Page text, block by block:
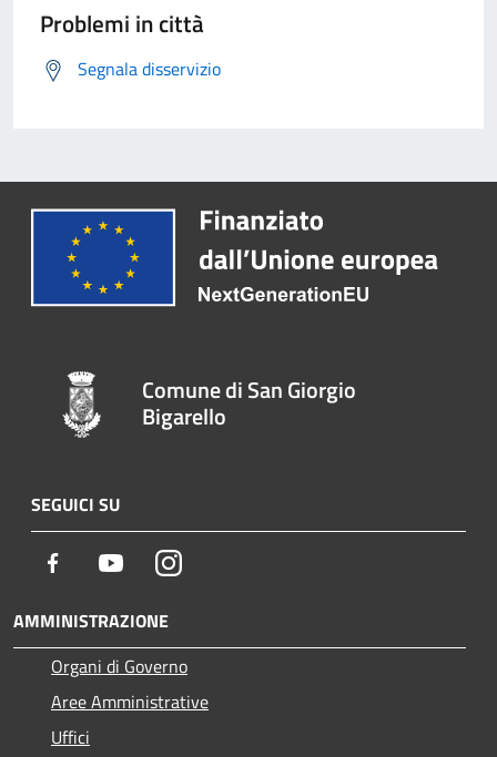
Problemi in città
Segnala disservizio
Comune di San Giorgio
Bigarello
SEGUICI SU
Facebook YoutubeInstagram
AMMINISTRAZIONE
Organi di Governo
Aree Amministrative
Uffici